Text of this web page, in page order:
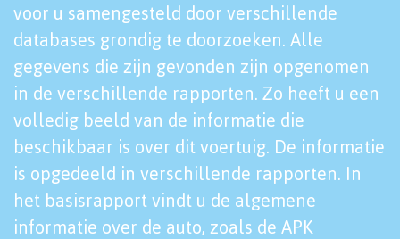
voor u samengesteld door verschillende
databases grondig te doorzoeken. Alle
gegevens die zijn gevonden zijn opgenomen
in de verschillende rapporten. Zo heeft u een
volledig beeld van de informatie die
beschikbaar is over dit voertuig. De informatie
is opgedeeld in verschillende rapporten. In
het basisrapport vindt u de algemene
informatie over de auto, zoals de APK